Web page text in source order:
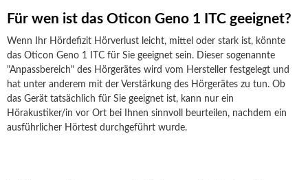
Für wen ist das Oticon Geno 1 ITC geeignet?
Wenn Ihr Hördefizit Hörverlust leicht, mittel oder stark ist, könnte
das Oticon Geno 1 ITC für Sie geeignet sein. Dieser sogenannte
"Anpassbereich" des Hörgerätes wird vom Hersteller festgelegt und
hat unter anderem mit der Verstärkung des Hörgerätes zu tun. Ob
das Gerät tatsächlich für Sie geeignet ist, kann nur ein
Hörakustiker/in vor Ort bei Ihnen sinnvoll beurteilen, nachdem ein
ausführlicher Hörtest durchgeführt wurde.